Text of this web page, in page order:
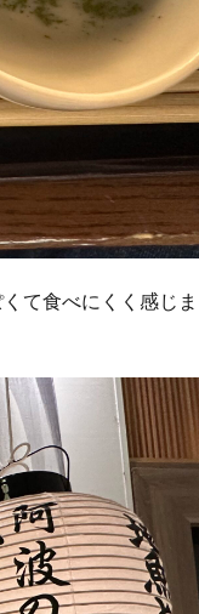
て食べにくく感じま